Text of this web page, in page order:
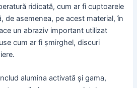
ridicată, cum ar fi cuptoarele
de asemenea, pe acest material, în
un abraziv important utilizat
cum ar fi șmirghel, discuri
alumina activată și gama,